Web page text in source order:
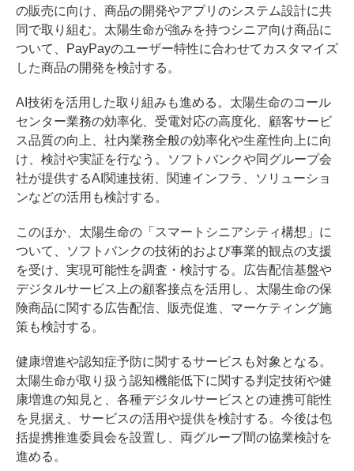
の販売に向け、商品の開発やアプリのシステム設計に共
同で取り組む。太陽生命が強みを持つシニア向け商品に
ついて、PayPayのユーザー特性に合わせてカスタマイズ
した商品の開発を検討する。
AI技術を活用した取り組みも進める。太陽生命のコール
センター業務の効率化、受電対応の高度化、顧客サービ
ス品質の向上、社内業務全般の効率化や生産性向上に向
け、検討や実証を行なう。ソフトバンクや同グループ会
社が提供するAI関連技術、関連インフラ、ソリューショ
ンなどの活用も検討する。
このほか、太陽生命の「スマートシニアシティ構想」に
ついて、ソフトバンクの技術的および事業的観点の支援
を受け、実現可能性を調査・検討する。広告配信基盤や
デジタルサービス上の顧客接点を活用し、太陽生命の保
険商品に関する広告配信、販売促進、マーケティング施
策も検討する。
健康増進や認知症予防に関するサービスも対象となる。
太陽生命が取り扱う認知機能低下に関する判定技術や健
康増進の知見と、各種デジタルサービスとの連携可能性
を見据え、サービスの活用や提供を検討する。今後は包
括提携推進委員会を設置し、両グループ間の協業検討を
進める。